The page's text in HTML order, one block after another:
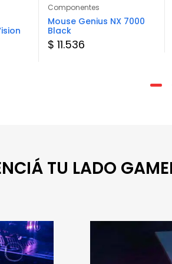
Componentes
Mouse Genius NX 7000
Black
$ 11.536
TU LADO